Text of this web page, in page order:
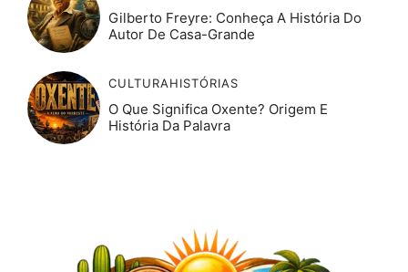
Gilberto Freyre: Conheça A História Do
Autor De Casa-Grande
CULTURAHISTÓRIAS
O Que Significa Oxente? Origem E
História Da Palavra